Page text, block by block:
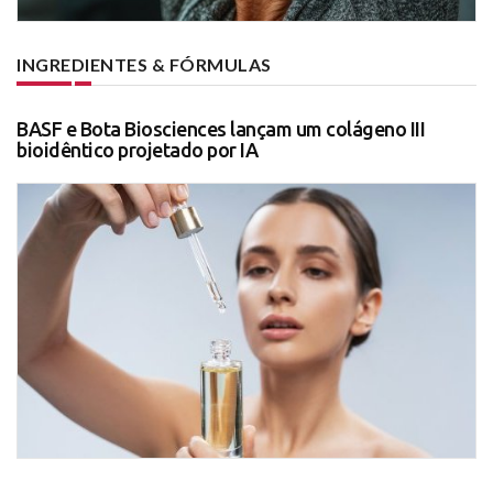
INGREDIENTES & FÓRMULAS
BASF e Bota Biosciences lançam um colágeno III
bioidêntico projetado por IA